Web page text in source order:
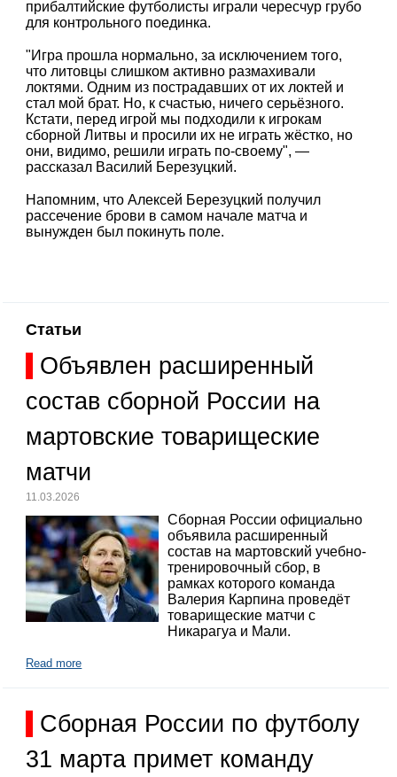
прибалтийские футболисты играли чересчур грубо
для контрольного поединка.
"Игра прошла нормально, за исключением того,
что литовцы слишком активно размахивали
локтями. Одним из пострадавших от их локтей и
стал мой брат. Но, к счастью, ничего серьёзного.
Кстати, перед игрой мы подходили к игрокам
сборной Литвы и просили их не играть жёстко, но
они, видимо, решили играть по-своему", —
рассказал Василий Березуцкий.
Напомним, что Алексей Березуцкий получил
рассечение брови в самом начале матча и
вынужден был покинуть поле.
Статьи
Объявлен расширенный
состав сборной России на
мартовские товарищеские
матчи
11.03.2026
Сборная России официально
объявила расширенный
состав на мартовский учебно-
тренировочный сбор, в
рамках которого команда
Валерия Карпина проведёт
товарищеские матчи с
Никарагуа и Мали.
Read more
Сборная России по футболу
31 марта примет команду